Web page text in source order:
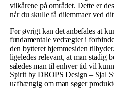
vilkårene på området. Dette er
når du skulle få dilemmaer ved
For øvrigt kan det anbefales at
fundamentale vedtægter i
den bytteret hjemmesiden
ligeledes relevant, at man stadig
således man til enhver tid vil
Spirit by DROPS Design – Sjal
uafhængig om man søger